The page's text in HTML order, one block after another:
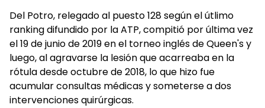
Del Potro, relegado al puesto 128 según el útlimo
ranking difundido por la ATP, compitió por última vez
el 19 de junio de 2019 en el torneo inglés de Queen's y
luego, al agravarse la lesión que acarreaba en la
rótula desde octubre de 2018, lo que hizo fue
acumular consultas médicas y someterse a dos
intervenciones quirúrgicas.